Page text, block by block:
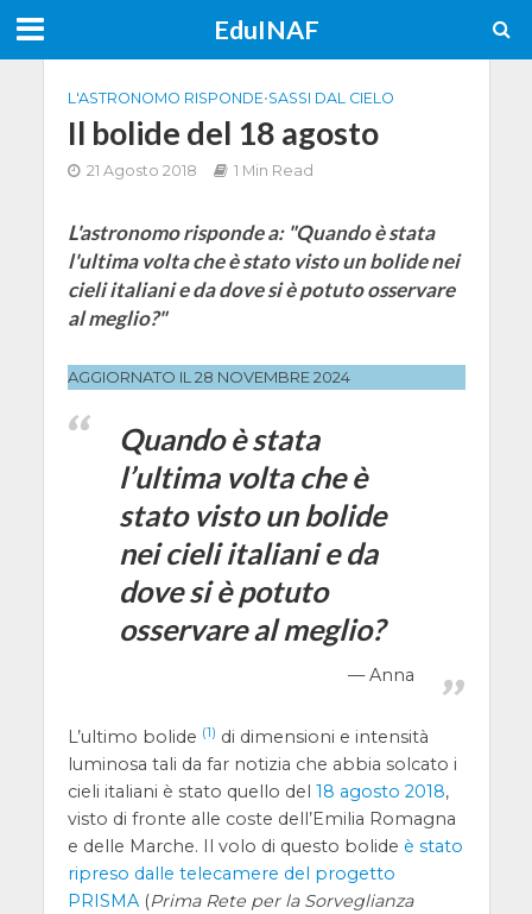
EduINAF
L'ASTRONOMO RISPONDE•SASSI DAL CIELO
Il bolide del 18 agosto
21 Agosto 2018 1 Min Read
L'astronomo risponde a: "Quando è stata
l'ultima volta che è stato visto un bolide nei
cieli italiani e da dove si è potuto osservare
al meglio?"
AGGIORNATO IL 28 NOVEMBRE 2024
Quando è stata
l’ultima volta che è
stato visto un bolide
nei cieli italiani e da
dove si è potuto
osservare al meglio?
Anna
L’ultimo bolide (1) di dimensioni e intensità
luminosa tali da far notizia che abbia solcato i
cieli italiani è stato quello del 18 agosto 2018,
visto di fronte alle coste dell’Emilia Romagna
e delle Marche. Il volo di questo bolide è stato
ripreso dalle telecamere del progetto
PRISMA(Prima Rete per la Sorveglianza